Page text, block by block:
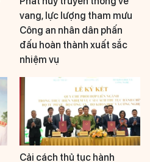
vang, lực lượng tham mưu
Công an nhân dân phấn
đấu hoàn thành xuất sắc
nhiệm vụ
Cải cách thủ tục hành